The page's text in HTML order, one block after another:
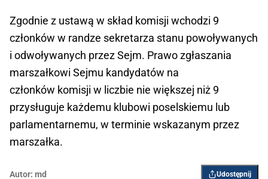
Zgodnie z ustawą w skład komisji wchodzi 9
członków w randze sekretarza stanu powoływanych
i odwoływanych przez Sejm. Prawo zgłaszania
marszałkowi Sejmu kandydatów na
członków komisji w liczbie nie większej niż 9
przysługuje każdemu klubowi poselskiemu lub
parlamentarnemu, w terminie wskazanym przez
marszałka.
Autor: md Udostępnij